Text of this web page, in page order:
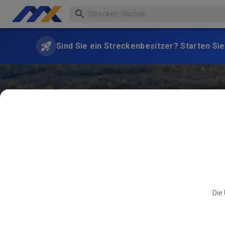
Sind Sie ein Streckenbesitzer? Starten